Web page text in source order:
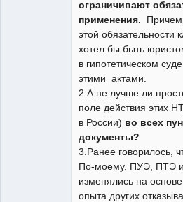
ограничивают
применения.
этой обязательности
хотел бы быть
в гипотетическом
этими актами.
2.А не лучше ли
поле действия этих
в России) во всех
документы?
3.Ранее говорилось,
По-моему, ПУЭ, ПТЭ и
изменялись на
опыта других